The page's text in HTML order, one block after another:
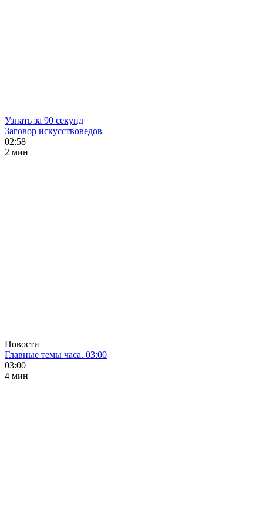
Узнать за 90 секунд
Заговор искусствоведов
02:58
2 мин
Новости
Главные темы часа. 03:00
03:00
4 мин